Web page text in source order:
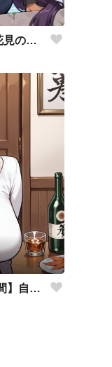
【#AI春のGWまつり】お花見の季節
【#AIうちの子アピール週間】自慢の特技披露